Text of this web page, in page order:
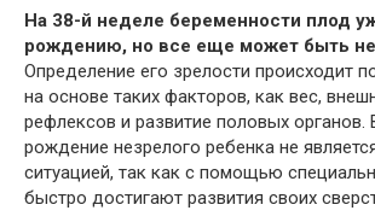
На 38-й неделе беременности плод
рождению, но все еще может быть
Определение его зрелости происходит
на основе таких факторов, как вес,
рефлексов и развитие половых органов.
рождение незрелого ребенка не
ситуацией, так как с помощью
быстро достигают развития своих